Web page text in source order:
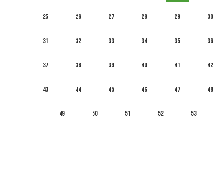
25 26 27 28 29 30
31 32 33 34 35 36
37 38 39 40 41 42
43 44 45 46 47 48
49 50 51 52 53